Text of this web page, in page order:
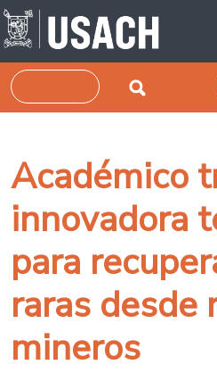
Pasar al contenido principal
Buscar
Académico
innovadora
para
raras desde
mineros